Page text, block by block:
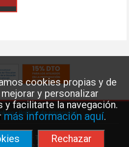
cookies propias y de
y personalizar
facilitarte la navegación.
más información aquí.
Rechazar
·Política de privacidad
de USO · Teléfono: 91 577 41 13 ·